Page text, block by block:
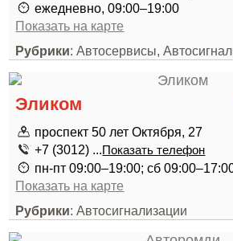
ежедневно, 09:00–19:00
Показать на карте
Рубрики: Автосервисы,
Эликом
проспект 50 лет Октября, 27
+7 (3012) ...Показать телефон
пн-пт 09:00–19:00; сб
Показать на карте
Рубрики: Автосигнализации